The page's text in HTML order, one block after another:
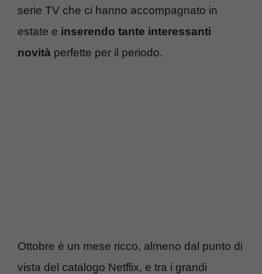
serie TV che ci hanno accompagnato in
estate e inserendo tante interessanti
novità perfette per il periodo.
Ottobre è un mese ricco, almeno dal punto di
vista del catalogo Netflix, e tra i grandi